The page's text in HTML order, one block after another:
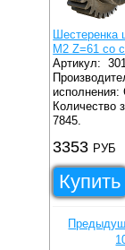
Шестеренка
M2 Z=61 со
Артикул:
исполнения:
Количество
7845.
3353 РУБ
Купить